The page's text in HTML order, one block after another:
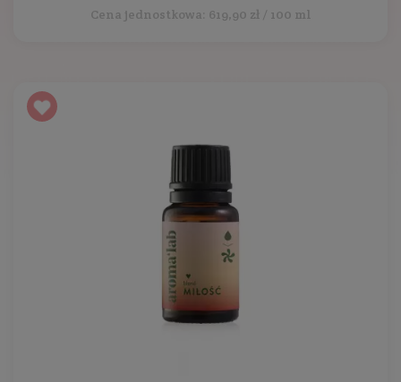
Cena jednostkowa: 619,90 zł / 100 ml